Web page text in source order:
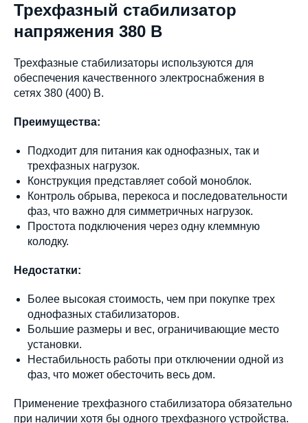
Трехфазный стабилизатор
напряжения 380 В
Трехфазные стабилизаторы используются для
обеспечения качественного электроснабжения в
сетях 380 (400) В.
Преимущества:
Подходит для питания как однофазных, так и
трехфазных нагрузок.
Конструкция представляет собой моноблок.
Контроль обрыва, перекоса и последовательности
фаз, что важно для симметричных нагрузок.
Простота подключения через одну клеммную
колодку.
Недостатки:
Более высокая стоимость, чем при покупке трех
однофазных стабилизаторов.
Большие размеры и вес, ограничивающие место
установки.
Нестабильность работы при отключении одной из
фаз, что может обесточить весь дом.
Применение трехфазного стабилизатора обязательно
при наличии хотя бы одного трехфазного устройства.